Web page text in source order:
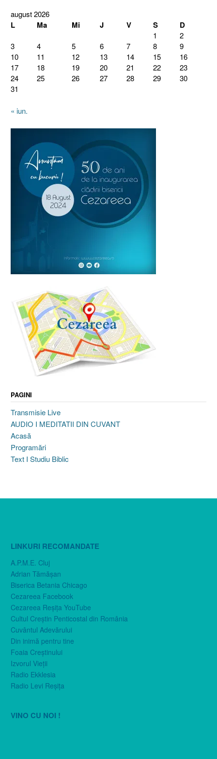
august 2026
L Ma Mi J V S D
1
2
3
4 5 6 7 8
9
10
11 12 13 14 15
16
17
18 19 20 21 22
23
24
25 26 27 28 29
30
31
« iun.
PAGINI
Transmisie Live
AUDIO I MEDITATII DIN CUVANT
Acasă
Programări
Text I Studiu Biblic
LINKURI RECOMANDATE
A.P.M.E. Cluj
Adrian Tămăşan
Biserica Betania Chicago
Cezareea Facebook
Cezareea Reşiţa YouTube
Cultul Creştin Penticostal din România
Cuvântul Adevărului
Din inimă pentru tine
Foaia Creştinului
Izvorul Vieţii
Radio Ekklesia
Radio Levi Reşiţa
VINO CU NOI !